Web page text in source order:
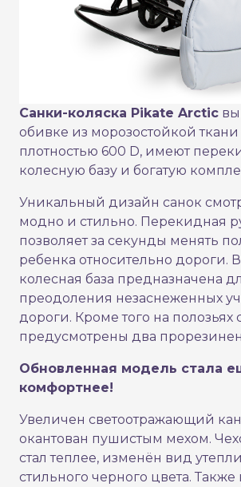
Cанки-коляска Pikate Arctic
обивке из морозостойкой
плотностью 600 D, имеют
колесную базу и богатую
Уникальный дизайн санок
модно и стильно. Перекидная
позволяет за секунды менять
ребенка относительно дороги.
колесная база предназначена
преодоления незаснеженных
дороги. Кроме того на полозьях
предусмотрены два
Обновленная модель стала
комфортнее!
Увеличен светоотражающий
окантован пушистым мехом.
стал теплее, изменён вид
стильного черного цвета. Также